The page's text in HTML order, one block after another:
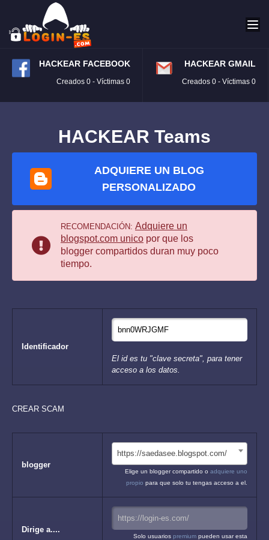
HACKEAR FACEBOOK
Creados 0 - Víctimas 0
HACKEAR GMAIL
Creados 0 - Víctimas 0
HACKEAR Teams
ADQUIERE UN BLOG
PERSONALIZADO
RECOMENDACIÓN: Adquiere un
blogspot.com unico por que los
blogger compartidos duran muy poco
tiempo.
Identificador
El id es tu "clave secreta", para tener
acceso a los datos.
CREAR SCAM
blogger
https://saedasee.blogspot.com/
Elige un blogger compartido o adquiere uno
propio para que solo tu tengas acceso a el.
Dirige a....
Solo usuarios premium pueden usar esta